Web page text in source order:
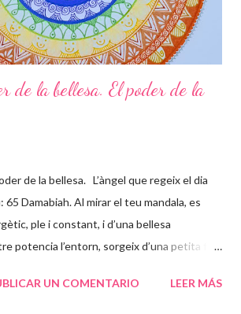
de la bellesa. El poder de la
de la bellesa. L’àngel que regeix el dia
65 Damabiah. Al mirar el teu mandala, es
ple i constant, i d’una bellesa
potencia l’entorn, sorgeix d’una petita flor
de tot el mandala. Tu i el teu ser
UN COMENTARIO LEER MÁS